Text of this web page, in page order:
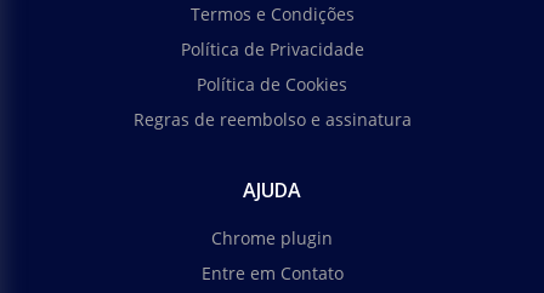
Termos e Condições
Política de Privacidade
Política de Cookies
Regras de reembolso e assinatura
AJUDA
Chrome plugin
Entre em Contato